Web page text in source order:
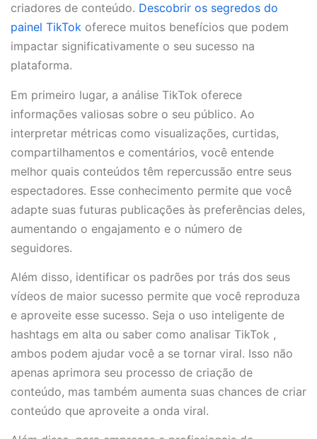
criadores de conteúdo. Descobrir os segredos do
painel TikTok oferece muitos benefícios que podem
impactar significativamente o seu sucesso na
plataforma.
Em primeiro lugar, a análise TikTok oferece
informações valiosas sobre o seu público. Ao
interpretar métricas como visualizações, curtidas,
compartilhamentos e comentários, você entende
melhor quais conteúdos têm repercussão entre seus
espectadores. Esse conhecimento permite que você
adapte suas futuras publicações às preferências deles,
aumentando o engajamento e o número de
seguidores.
Além disso, identificar os padrões por trás dos seus
vídeos de maior sucesso permite que você reproduza
e aproveite esse sucesso. Seja o uso inteligente de
hashtags em alta ou saber como analisar TikTok ,
ambos podem ajudar você a se tornar viral. Isso não
apenas aprimora seu processo de criação de
conteúdo, mas também aumenta suas chances de criar
conteúdo que aproveite a onda viral.